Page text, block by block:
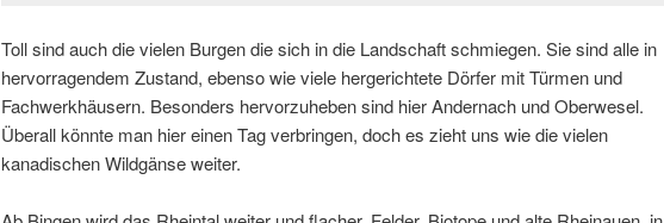
Toll sind auch die vielen Burgen die sich in die Landschaft schmiegen. Sie sind alle in
hervorragendem Zustand, ebenso wie viele hergerichtete Dörfer mit Türmen und
Fachwerkhäusern. Besonders hervorzuheben sind hier Andernach und Oberwesel.
Überall könnte man hier einen Tag verbringen, doch es zieht uns wie die vielen
kanadischen Wildgänse weiter.